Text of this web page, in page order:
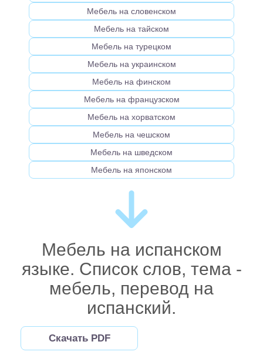
Мебель на словенском
Мебель на тайском
Мебель на турецком
Мебель на украинском
Мебель на финском
Мебель на французском
Мебель на хорватском
Мебель на чешском
Мебель на шведском
Мебель на японском
Мебель на испанском
языке. Список слов, тема -
мебель, перевод на
испанский.
Скачать PDF